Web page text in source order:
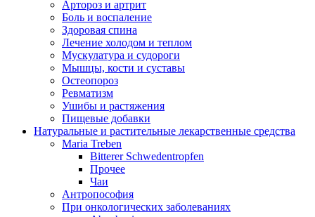
Артороз и артрит
Боль и воспаление
Здоровая спина
Лечение холодом и теплом
Мускулатура и судороги
Мышцы, кости и суставы
Остеопороз
Ревматизм
Ушибы и растяжения
Пищевые добавки
Натуральные и растительные лекарственные средства
Maria Treben
Bitterer Schwedentropfen
Прочее
Чаи
Антропософия
При онкологических заболеваниях